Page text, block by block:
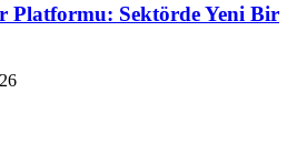
Platformu: Sektörde Yeni Bir